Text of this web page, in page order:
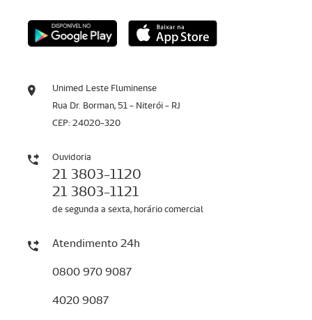
Unimed Leste Fluminense
Rua Dr. Borman, 51 - Niterói - RJ
CEP: 24020-320
Ouvidoria
21 3803-1120
21 3803-1121
de segunda a sexta, horário comercial
Atendimento 24h
0800 970 9087
4020 9087